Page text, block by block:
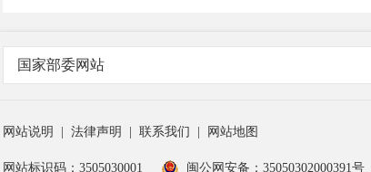
国家部委网站
网站说明 法律声明 联系我们 网站地图
网站标识码：3505030001 闽公网安备：35050302000391号